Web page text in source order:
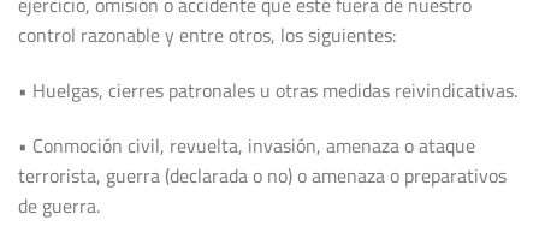
control razonable y entre otros, los siguientes:
• Huelgas, cierres patronales u otras medidas reivindicativas.
• Conmoción civil, revuelta, invasión, amenaza o ataque
terrorista, guerra (declarada o no) o amenaza o preparativos
de guerra.